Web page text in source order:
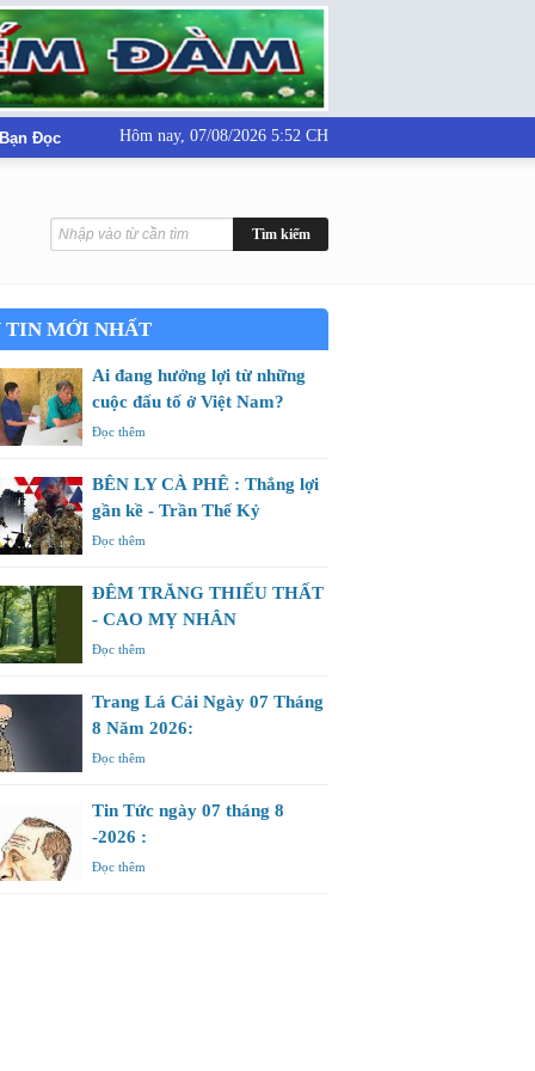
Đọc Hôm nay, 07/08/2026 5:52 CH
TIN MỚI NHẤT
Ai đang hưởng lợi từ những
cuộc đấu tố ở Việt Nam?
Đọc thêm
BÊN LY CÀ PHÊ : Thắng lợi
gần kề - Trần Thế Kỷ
Đọc thêm
ĐÊM TRĂNG THIẾU THẤT
- CAO MỴ NHÂN
Đọc thêm
Trang Lá Cải Ngày 07 Tháng
8 Năm 2026:
Đọc thêm
Tin Tức ngày 07 tháng 8
-2026 :
Đọc thêm